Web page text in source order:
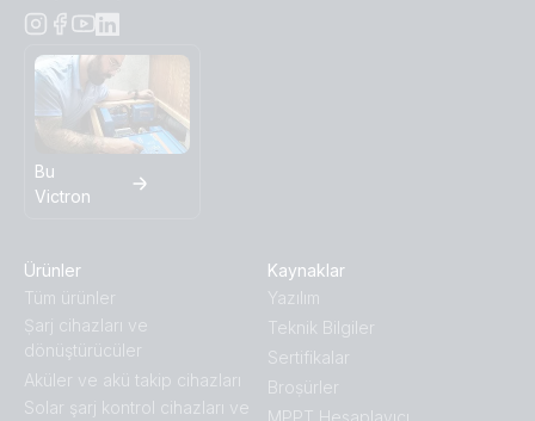
Bu
Victron
Ürünler
Tüm ürünler
Ṣarj cihazları ve
dönüştürücüler
Aküler ve akü takip cihazları
Solar şarj kontrol cihazları ve
Kaynaklar
Yazılım
Teknik Bilgiler
Sertifikalar
Broṣürler